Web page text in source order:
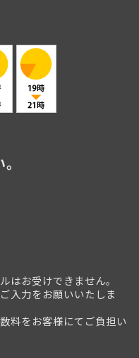
はお受けできません。
入力をお願いいたしま
料をお客様にてご負担い